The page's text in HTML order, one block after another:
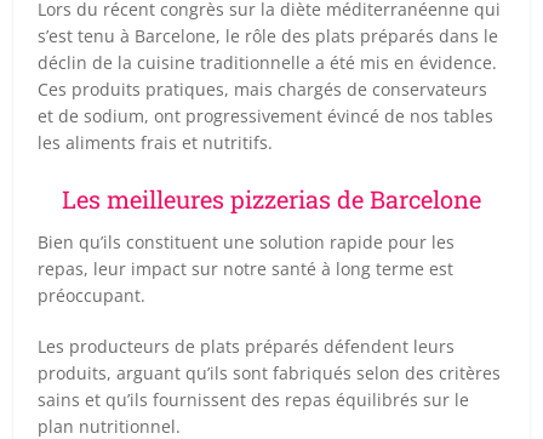
Lors du récent congrès sur la diète méditerranéenne qui
s’est tenu à Barcelone, le rôle des plats préparés dans le
déclin de la cuisine traditionnelle a été mis en évidence.
Ces produits pratiques, mais chargés de conservateurs
et de sodium, ont progressivement évincé de nos tables
les aliments frais et nutritifs.
Les meilleures pizzerias de Barcelone
Bien qu’ils constituent une solution rapide pour les
repas, leur impact sur notre santé à long terme est
préoccupant.
Les producteurs de plats préparés défendent leurs
produits, arguant qu’ils sont fabriqués selon des critères
sains et qu’ils fournissent des repas équilibrés sur le
plan nutritionnel.